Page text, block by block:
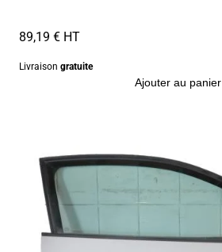
89,19 € HT
Livraison gratuite
Ajouter au panier